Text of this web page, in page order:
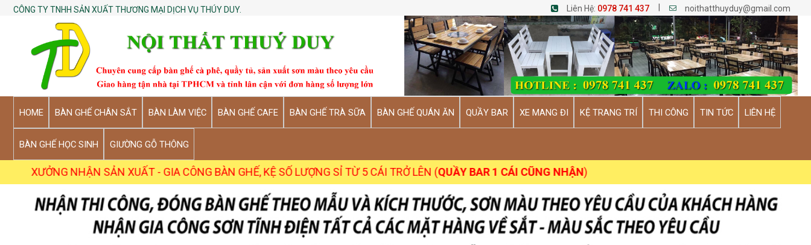
CÔNG TY TNHH SẢN XUẤT THƯƠNG MẠI DỊCH VỤ THÚY DUY. Liên Hệ: 0978 741 437 noithatthuyduy@gmail.com
HOME BÀN GHẾ CHÂN SẮT BÀN LÀM VIỆC BÀN GHẾ CAFE BÀN GHẾ TRÀ SỮA BÀN GHẾ QUÁN ĂN QUẦY BAR XE MANG ĐI KỆ TRANG TRÍ THI CÔNG TIN TỨC LIÊN HỆ
BÀN GHẾ HỌC SINH GIƯỜNG GỖ THÔNG
NHẬN SẢN XUẤT - GIA CÔNG BÀN GHẾ, KỆ SỐ LƯỢNG SỈ TỪ 5 CÁI TRỞ LÊN (QUẦY BAR 1 CÁI CŨNG NHẬN)